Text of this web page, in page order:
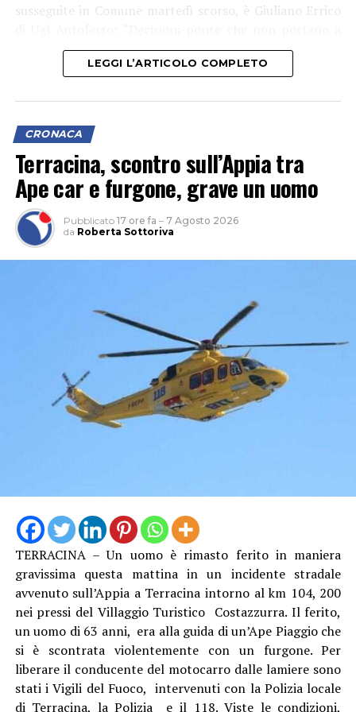
susseguite in Comune martedì scorso, è Giuliano Errico
nulla”, afferma.
carenza di personale che unita a un parco mezzi che non
è più efficiente ed efficace come dovrebbe essere, non
potrà garantire, secondo noi, per questa estate, un
servizio eccellente. E siamo anche preoccupati per
l’inizio della stagione scolastica, quando andrà garantito
agli studenti il diritto alla mobilità che è sacrosanto”.
Audio
Player
00:00 00:00
Per il sindacalista, che martedì sedeva al tavolo con
altre due sigle, Cgil e Uil, ci sono due motivi
LEGGI L’ARTICOLO COMPLETO
CRONACA
Terracina, scontro sull’Appia tra
Ape car e furgone, grave un uomo
Pubblicato 17 ore fa – 7 Agosto 2026
da Roberta Sottoriva
TERRACINA – Un uomo è rimasto ferito in maniera
gravissima questa mattina in un incidente stradale
avvenuto sull’Appia a Terracina intorno al km 104, 200
nei pressi del Villaggio Turistico Costazzurra. Il ferito,
un uomo di 63 anni, era alla guida di un’Ape Piaggio che
si è scontrata violentemente con un furgone. Per
liberare il conducente del motocarro dalle lamiere sono
stati i Vigili del Fuoco, intervenuti con la Polizia locale
di Terracina, la Polizia e il 118. Viste le condizioni,